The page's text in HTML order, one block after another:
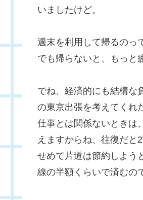
いましたけど。
週末を利用して帰るのっ
でも帰らないと、もっと
でね、経済的にも結構な
の東京出張を考えてくれ
仕事とは関係ないときは
えますからね、往復だと2
せめて片道は節約しよう
線の半額くらいで済むの